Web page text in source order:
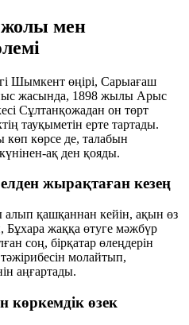
мен
Шымкент өңірі, Сарыағаш
жасында, 1898 жылы Арыс
Сұлтанқожадан он төрт
тауқыметін ерте тартады.
көрсе де, талабын
ақ ден қояды.
жырақтаған кезең
қашқаннан кейін, ақын өз
Бұхара жаққа өтуге мәжбүр
соң, бірқатар өлеңдерін
молайтып,
аңғартады.
көркемдік өзек